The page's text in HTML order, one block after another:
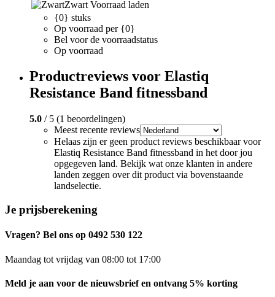
Zwart Voorraad laden
{0} stuks
Op voorraad per {0}
Bel voor de voorraadstatus
Op voorraad
Productreviews voor Elastiq
Resistance Band fitnessband
5.0 / 5 (1 beoordelingen)
Meest recente reviews
Helaas zijn er geen product reviews beschikbaar voor
Elastiq Resistance Band fitnessband in het door jou
opgegeven land. Bekijk wat onze klanten in andere
landen zeggen over dit product via bovenstaande
landselectie.
Je prijsberekening
Vragen? Bel ons op 0492 530 122
Maandag tot vrijdag van 08:00 tot 17:00
Meld je aan voor de nieuwsbrief en ontvang 5% korting